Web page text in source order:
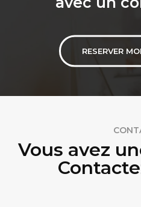
RESERVER
Vous avez